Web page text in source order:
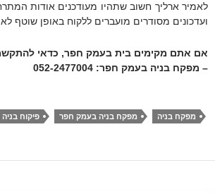
לאמיר ארליך חשוב שתהיו מעודכנים אודות
ועדכונים מסודרים מועברים ללקוח באופן שוטף
אם אתם מקימים בית בעמק חפר, כדאי
– מפקח בניה בעמק חפר: 052-2477004
מפקח בניה מפקח בניה בעמק חפר פיקוח בניה